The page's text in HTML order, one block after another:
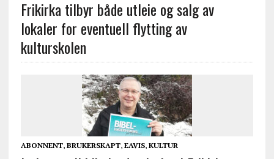
Frikirka tilbyr både utleie og salg av
lokaler for eventuell flytting av
kulturskolen
ABONNENT, BRUKERSKAPT, EAVIS, KULTUR